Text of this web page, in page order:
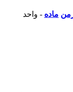
ماده - واحد